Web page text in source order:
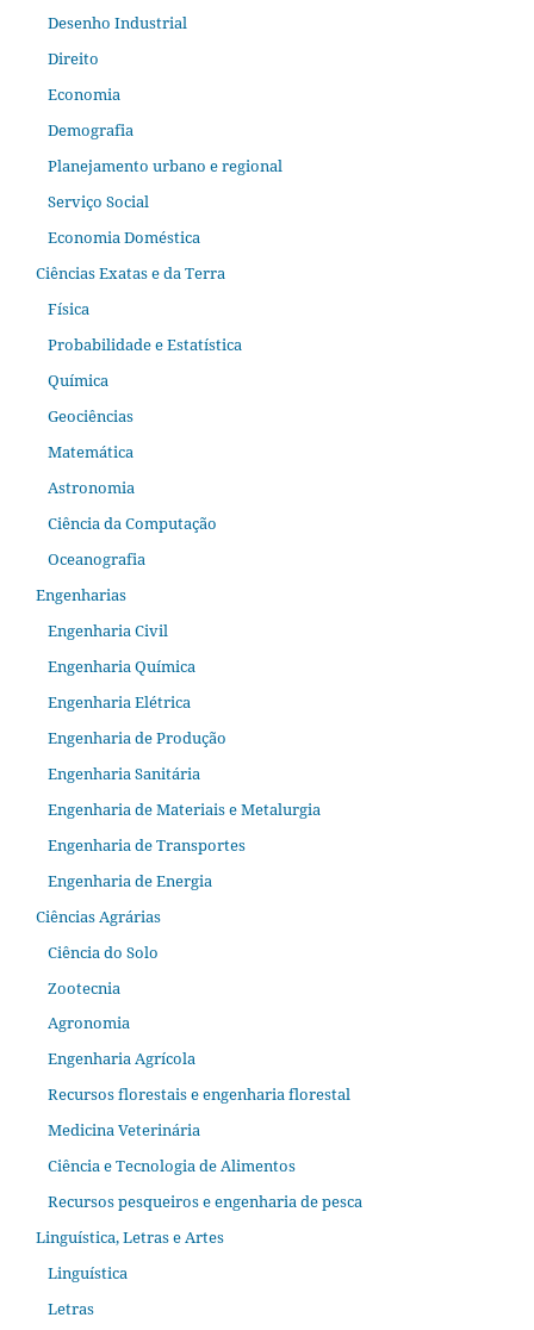
Desenho Industrial
Direito
Economia
Demografia
Planejamento urbano e regional
Serviço Social
Economia Doméstica
Ciências Exatas e da Terra
Física
Probabilidade e Estatística
Química
Geociências
Matemática
Astronomia
Ciência da Computação
Oceanografia
Engenharias
Engenharia Civil
Engenharia Química
Engenharia Elétrica
Engenharia de Produção
Engenharia Sanitária
Engenharia de Materiais e Metalurgia
Engenharia de Transportes
Engenharia de Energia
Ciências Agrárias
Ciência do Solo
Zootecnia
Agronomia
Engenharia Agrícola
Recursos florestais e engenharia florestal
Medicina Veterinária
Ciência e Tecnologia de Alimentos
Recursos pesqueiros e engenharia de pesca
Linguística, Letras e Artes
Linguística
Letras